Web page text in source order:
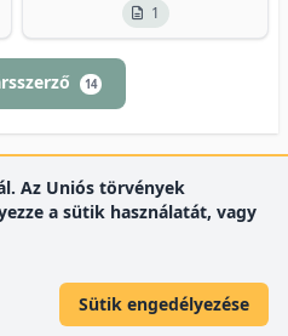
1
14
© 2012 Debreceni Egyetem
Az Uniós törvények
a sütik használatát, vagy
Sütik engedélyezése